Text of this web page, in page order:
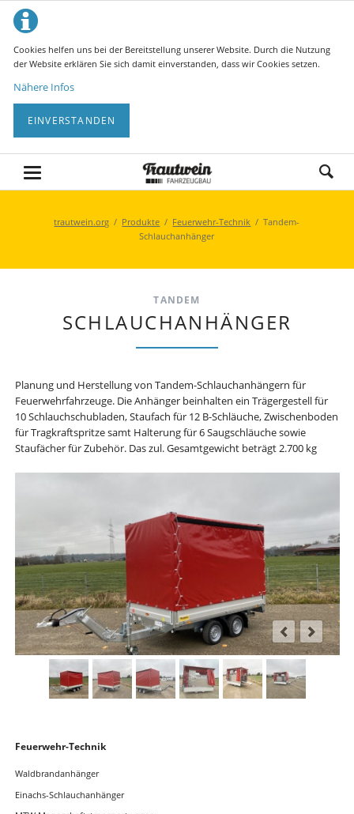
Cookies helfen uns bei der Bereitstellung unserer Website. Durch die Nutzung
der Website erklären Sie sich damit einverstanden, dass wir Cookies setzen.
Nähere Infos
EINVERSTANDEN
trautwein.org Produkte Feuerwehr-Technik
Tandem-
Schlauchanhänger
TANDEM
SCHLAUCHANHÄNGER
Planung und Herstellung von Tandem-Schlauchanhängern für
Feuerwehrfahrzeuge. Die Anhänger beinhalten ein Trägergestell für
10 Schlauchschubladen, Staufach für 12 B-Schläuche, Zwischenboden
für Tragkraftspritze samt Halterung für 6 Saugschläuche sowie
Staufächer für Zubehör. Das zul. Gesamtgewicht beträgt 2.700 kg
Navigation
Feuerwehr-Technik
Waldbrandanhänger
Einachs-Schlauchanhänger